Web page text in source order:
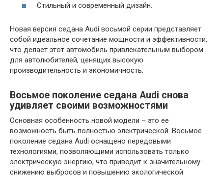
Стильный и современный дизайн.
Новая версия седана Audi восьмой серии представляет
собой идеальное сочетание мощности и эффективности,
что делает этот автомобиль привлекательным выбором
для автолюбителей, ценящих высокую
производительность и экономичность.
Восьмое поколение седана Audi снова
удивляет своими возможностями
Основная особенность новой модели – это ее
возможность быть полностью электрической. Восьмое
поколение седана Audi оснащено передовыми
технологиями, позволяющими использовать только
электрическую энергию, что приводит к значительному
снижению выбросов и повышению экологической